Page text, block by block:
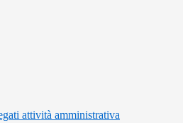
attività amministrativa